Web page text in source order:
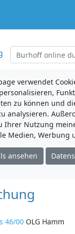
verwendet
zu können und
analysieren.
Ihrer Nutzung
Medien, Werbung
ansehen
46/00OLG Hamm